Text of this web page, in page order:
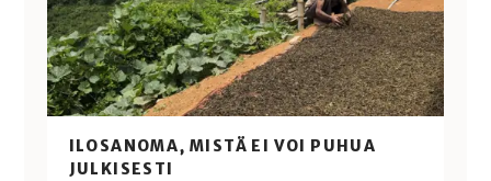
ILOSANOMA, MISTÄ EI VOI PUHUA
JULKISESTI